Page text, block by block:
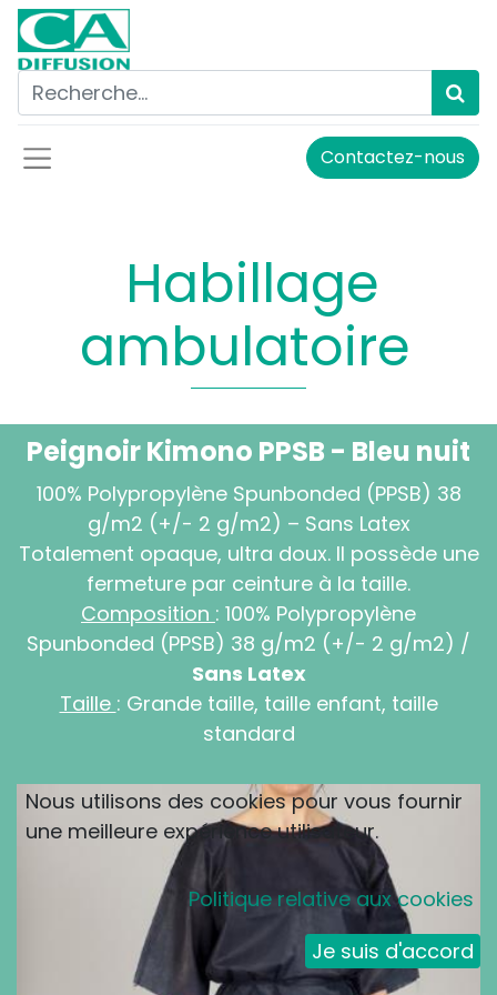
Contactez-nous
Habillage
ambulatoire
Peignoir Kimono PPSB - Bleu nuit
100% Polypropylène Spunbonded (PPSB) 38
g/m2 (+/- 2 g/m2) – Sans Latex
Totalement opaque, ultra doux. Il possède une
fermeture par ceinture à la taille.
Composition : 100% Polypropylène
Spunbonded (PPSB) 38 g/m2 (+/- 2 g/m2) /
Sans Latex
Taille : Grande taille, taille enfant, taille
standard
Nous utilisons des cookies pour vous fournir
une meilleure expérience utilisateur.
Politique relative aux cookies
Je suis d'accord